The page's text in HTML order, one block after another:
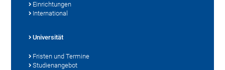
Einrichtungen
International
Universität
Fristen und Termine
Studienangebot